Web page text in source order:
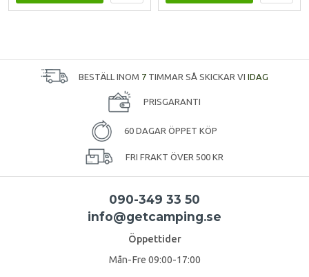
BESTÄLL INOM 7 TIMMAR SÅ SKICKAR VI IDAG
PRISGARANTI
60 DAGAR ÖPPET KÖP
FRI FRAKT ÖVER 500 KR
090-349 33 50
info@getcamping.se
Öppettider
Mån-Fre 09:00-17:00